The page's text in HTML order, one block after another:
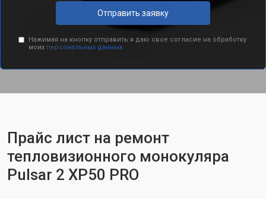
Отправить заявку
Нажимая на кнопку отправить я даю свое согласие на обработку
моих персональных данных.
Прайс лист на ремонт
тепловизионного монокуляра
Pulsar 2 XP50 PRO